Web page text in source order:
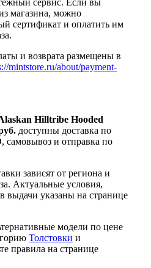
сервис. Если вы
магазина, можно
сертификат и оплатить им
и возврата размещены в
mintstore.ru/about/payment-
Hilltribe Hooded
доступны доставка по
самовывоз и отправка по
зависят от региона и
Актуальные условия,
выдачи указаны на странице
модели по цене
Толстовки и
правила на странице